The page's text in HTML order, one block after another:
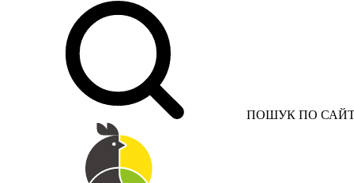
ПОШУК ПО